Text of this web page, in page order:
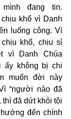
đang tin.
khổ vì Danh
luống công. Vì
khổ, chịu sỉ
vì Danh Chúa
ấy không bị chi
muốn đời này
“người nào đã
thì đã dứt khỏi tội
đến chính